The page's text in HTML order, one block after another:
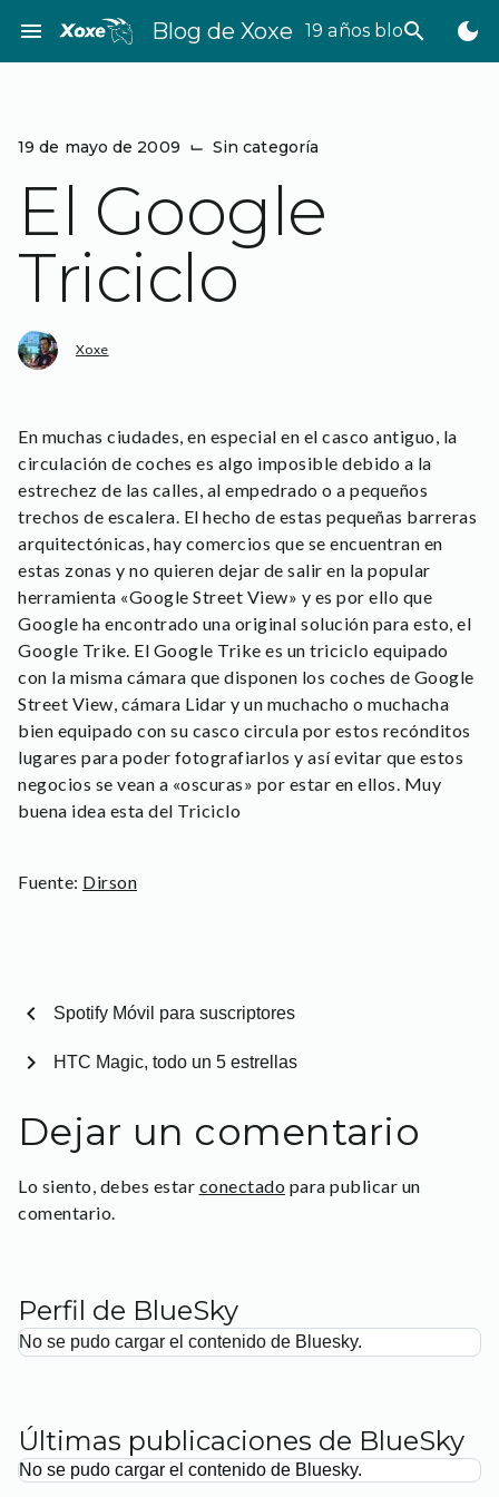
contenido
menu Blog de Xoxe 19 años bloggeando
search dark_mode
19 de mayo de 2009 ⌙ Sin categoría
El Google
Triciclo
Xoxe
En muchas ciudades, en especial en el casco antiguo, la
circulación de coches es algo imposible debido a la
estrechez de las calles, al empedrado o a pequeños
trechos de escalera. El hecho de estas pequeñas barreras
arquitectónicas, hay comercios que se encuentran en
estas zonas y no quieren dejar de salir en la popular
herramienta «Google Street View» y es por ello que
Google ha encontrado una original solución para esto, el
Google Trike. El Google Trike es un triciclo equipado
con la misma cámara que disponen los coches de Google
Street View, cámara Lidar y un muchacho o muchacha
bien equipado con su casco circula por estos recónditos
lugares para poder fotografiarlos y así evitar que estos
negocios se vean a «oscuras» por estar en ellos. Muy
buena idea esta del Triciclo
Fuente: Dirson
chevron_left Spotify Móvil para suscriptores
HTC Magic, todo un 5 estrellas
chevron_right
Dejar un comentario
Lo siento, debes estar conectado para publicar un
comentario.
Perfil de BlueSky
No se pudo cargar el contenido de Bluesky.
Últimas publicaciones de BlueSky
No se pudo cargar el contenido de Bluesky.